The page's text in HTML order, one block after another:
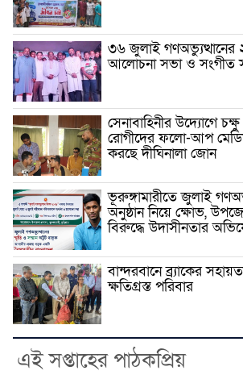
৩৬ জুলাই গণঅভ্যুত্থানের
আলোচনা সভা ও সংগীত
সেনাবাহিনীর উদ্যোগে
রোগীদের ফলো-আপ
করছে দীঘিনালা জোন
ভূরুঙ্গামারীতে জুলাই
অনুষ্ঠান নিয়ে ক্ষোভ,
বিরুদ্ধে উদাসীনতার
বান্দরবানে ব্র্যাকের
ক্ষতিগ্রস্ত পরিবার
এই সপ্তাহের পাঠকপ্রিয়